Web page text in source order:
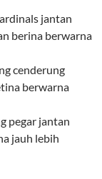
jantan
berina berwarna
cenderung
berwarna
pegar jantan
jauh lebih